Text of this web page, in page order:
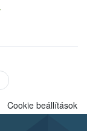
Cookie beállítások